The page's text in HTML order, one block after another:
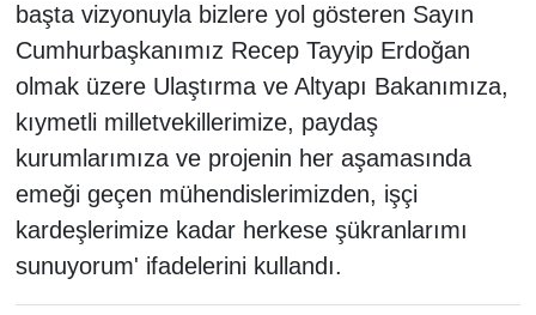
başta vizyonuyla bizlere yol gösteren Sayın
Cumhurbaşkanımız Recep Tayyip Erdoğan
olmak üzere Ulaştırma ve Altyapı Bakanımıza,
kıymetli milletvekillerimize, paydaş
kurumlarımıza ve projenin her aşamasında
emeği geçen mühendislerimizden, işçi
kardeşlerimize kadar herkese şükranlarımı
sunuyorum' ifadelerini kullandı.